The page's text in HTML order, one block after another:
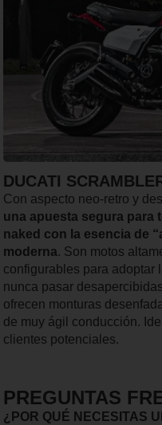
DUCATI
Con aspecto neo-retro y
una apuesta segura para
naked con la esencia de
moderna. Son motos
configurables para adoptar
nunca pasar
ofrecen monturas
de muy ágil conducción.
clientes potenciales.
PREGUNTAS
¿POR QUÉ NECESITAS